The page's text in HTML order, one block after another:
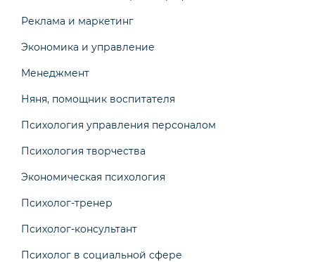
Реклама и маркетинг
Экономика и управление
Менеджмент
Няня, помощник воспитателя
Психология управления персоналом
Психология творчества
Экономическая психология
Психолог-тренер
Психолог-консультант
Психолог в социальной сфере